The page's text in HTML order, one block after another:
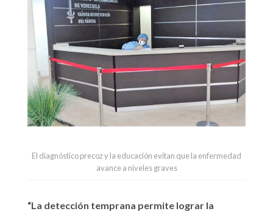
El diagnóstico precoz y la educación evitan que la enfermedad
avance a niveles graves
“La detección temprana permite lograr la